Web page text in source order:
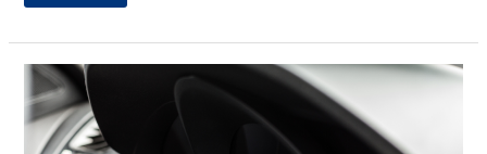
Voyant
service
DS3
:
Quelles
sont